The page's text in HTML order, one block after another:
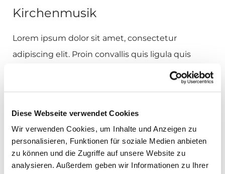
Diese Webseite verwendet Cookies
Wir verwenden Cookies, um Inhalte und Anzeigen zu
personalisieren, Funktionen für soziale Medien anbieten
zu können und die Zugriffe auf unsere Website zu
analysieren. Außerdem geben wir Informationen zu Ihrer
Kirchenmusik
Lorem ipsum dolor sit amet, consectetur
adipiscing elit. Proin convallis quis ligula quis
sagittis. Nullam a diam ut massa tincidunt
consequat. Cras tellus metus, viverra luctus
Weiterlesen